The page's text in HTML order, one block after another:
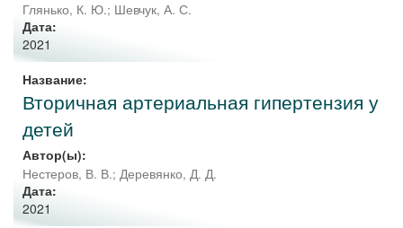
Глянько, К. Ю.; Шевчук, А. С.
Дата:
2021
Название:
Вторичная артериальная гипертензия у
детей
Автор(ы):
Нестеров, В. В.; Деревянко, Д. Д.
Дата:
2021